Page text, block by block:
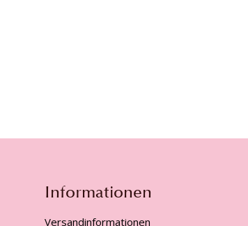
Informationen
Versandinformationen